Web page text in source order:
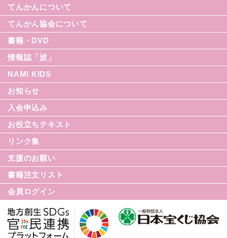
てんかんについて
てんかん協会について
てんかん月間
てんかん基礎講座
世界てんかんの日
書籍・DVD
シリーズ援助の実際
てんかん入門シリーズ
なみセレクション
てんかんのDVD
情報誌「波」
NAMI KIDS
お知らせ
入会申込み
お役立ちテキスト
リンク集
支援のお願い
書籍注文リスト
会員ログイン